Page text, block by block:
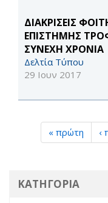
ΔΙΑΚΡΙΣΕΙΣ
ΕΠΙΣΤΗΜΗΣ
ΣΥΝΕΧΗ ΧΡΟΝΙΑ
Δελτία Τύπου
29 Ιουν 2017
« πρώτη ‹
ΚΑΤΗΓΟΡΙΑ